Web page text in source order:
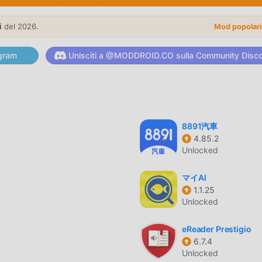
life, le sue potenti funzioni hanno attratto un gran
life, Linux Command Library offre un'esperienza più ricca
Linux Command Library 3.7.8, puoi facilmente provare
supporta anche l'applicazione life per consentire ai
incontrano nell'applicazione, cosa stai aspettando, vieni a
Library 3.7.8 completamente gratuito, ma allega anche la
puoi sperimentare il livello più alto di Linux Command
tutte le mod sono state autenticate manualmente da
solo scaricare moddroid sul client, puoi scaricare e
con un clic, e poi goderti la comodità offerta da Linux
l'APP moddroid, puoi scaricare direttamente la versione
del 2026. Mod
Unisciti a @MODDROID.CO sulla Community
8891汽車
4.85.2
Unlocked
マイAI
1.1.25
Unlocked
eReader Prestigio
6.7.4
Unlocked